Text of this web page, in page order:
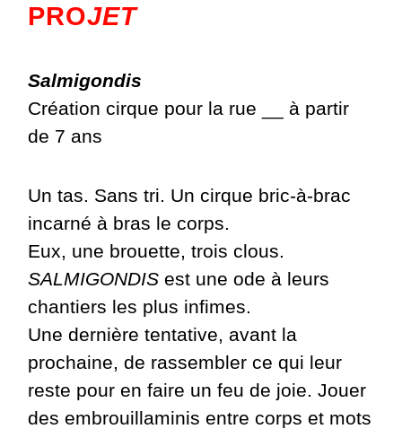
PROJET
Salmigondis
Création cirque pour la rue __ à partir
de 7 ans
Un tas. Sans tri. Un cirque bric-à-brac
incarné à bras le corps.
Eux, une brouette, trois clous.
SALMIGONDIS est une ode à leurs
chantiers les plus infimes.
Une dernière tentative, avant la
prochaine, de rassembler ce qui leur
reste pour en faire un feu de joie. Jouer
des embrouillaminis entre corps et mots